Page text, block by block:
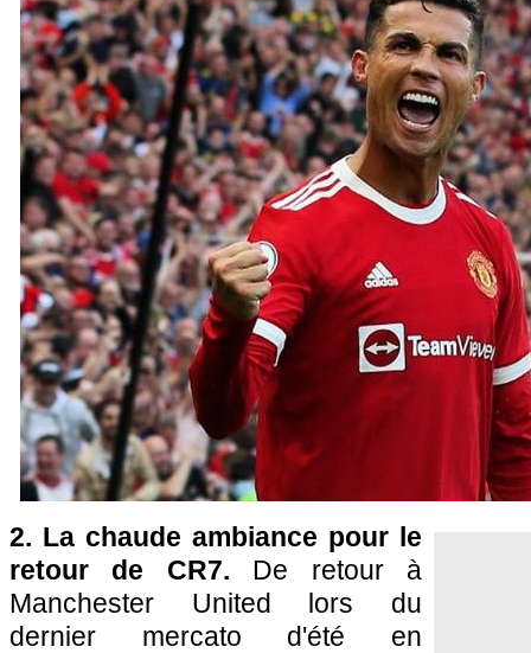
2. La chaude ambiance pour le
retour de CR7. De retour à
Manchester United lors du
dernier mercato d'été en